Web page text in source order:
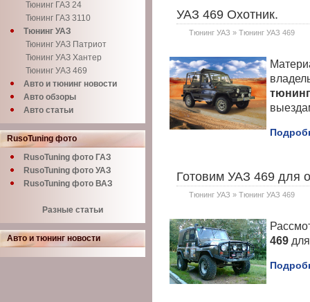
Тюнинг ГАЗ 24
Тюнинг ГАЗ 3110
Тюнинг УАЗ
Тюнинг УАЗ Патриот
Тюнинг УАЗ Хантер
Тюнинг УАЗ 469
Авто и тюнинг новости
Авто обзоры
Авто статьи
RusoTuning фото
RusoTuning фото ГАЗ
RusoTuning фото УАЗ
RusoTuning фото ВАЗ
Разные статьи
Авто и тюнинг новости
УАЗ 469 Охотник.
Тюнинг УАЗ » Тюнинг УАЗ 469
Готовим УАЗ 469 для
Тюнинг УАЗ » Тюнинг УАЗ 469
469